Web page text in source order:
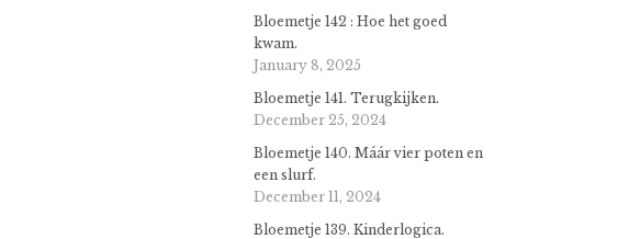
Bloemetje 142 : Hoe het goed
kwam.
January 8, 2025
Bloemetje 141. Terugkijken.
December 25, 2024
Bloemetje 140. Máár vier poten en
een slurf.
December 11, 2024
Bloemetje 139. Kinderlogica.